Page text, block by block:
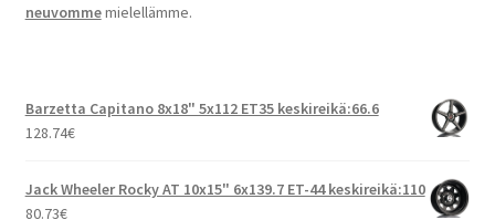
neuvommemielellämme.
Barzetta Capitano 8x18" 5x112 ET35 keskireikä:66.6
128.74€
Jack Wheeler Rocky AT 10x15" 6x139.7 ET-44 keskireikä:110
80.73€